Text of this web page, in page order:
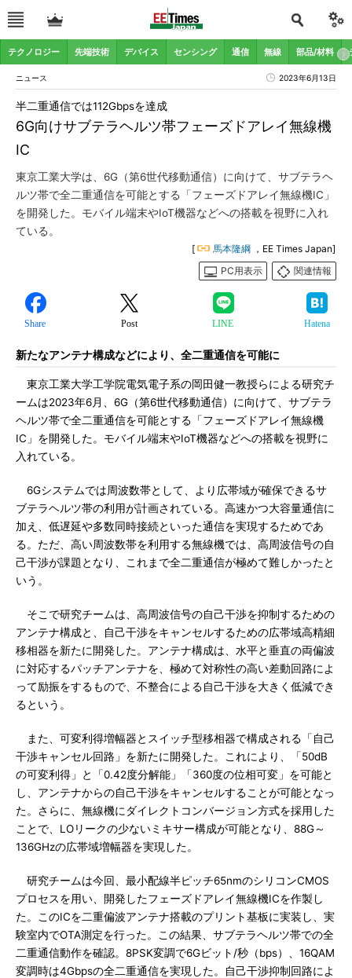
テクノロジー 先端技術 デバイス センシング 通信 無線 部品/材料
ニュース 2023年6月13日
6G向けサブテラヘルツ帯フェーズドアレイ無線機
IC
半二重通信では112Gbpsを達成
東京工業大学は、6G（第6世代移動通信）に向けて、サブテラヘ
ルツ帯で全二重通信を可能とする「フェーズドアレイ無線機IC」
を開発した。モバイル端末やIoT機器などへの搭載を視野に入れ
ている。
[ 馬本隆綱 ，EE Times Japan]
PC用表示
関連情報
Share Post LINE Hatena
新たなアンテナ構成などにより、全二重通信を可能に
東京工業大学工学院電気電子系の岡田健一教授らによる研究チ
ームは2023年6月、6G（第6世代移動通信）に向けて、サブテラ
ヘルツ帯で全二重通信を可能とする「フェーズドアレイ無線機
IC」を開発した。モバイル端末やIoT機器などへの搭載を視野に
入れている。
6Gシステムでは周波数帯として、より広帯域が確保できるサ
ブテラヘルツ帯の利用が計画されている。高速かつ大容量通信に
加え、低遅延や多数同時接続といった通信を実現するためであ
る。ただ、高い周波数帯を利用する無線機では、高周波信号の自
己干渉が課題となり、これまで全二重通信が極めて難しかったと
いう。
そこで研究チームは、高周波信号の自己干渉を抑制するための
アンテナ構成と、自己干渉をキャンセルするための広帯域高精細
移相器を新たに開発した。アンテナ構成は、水平と垂直の両偏波
に対応するパッチアンテナを、極めて対称性の高い差動回路によ
って励振をするもので、不整合による自己干渉を大きく低減でき
るという。
また、可変利得増幅器とスイッチ型移相器で構成される「自己
干渉キャンセル回路」を新たに開発した。これにより、「50dB
の可変利得」と「0.42度分解能」「360度の位相可変」を可能と
し、アンテナからの自己干渉をキャンセルすることが可能となっ
た。さらに、無線機にダイレクトコンバージョン方式を採用した
ことで、LOリークの少ないミキサー構成が可能となり、88G～
136GHzの広帯域増幅器を実現した。
研究チームは今回、最小配線半ピッチ65nmのシリコンCMOS
プロセスを用い、開発したフェーズドアレイ無線機ICを作製し
た。このICを二重偏波アンテナ搭載のプリント基板に実装し、実
験室内でOTA測定を行った。この結果、サブテラヘルツ帯での全
二重通信動作を確認。8PSK変調で6Gビット/秒（bps）、16QAM
変調時は4Gbpsの全二重通信を実現した。自己干渉抑制回路によ